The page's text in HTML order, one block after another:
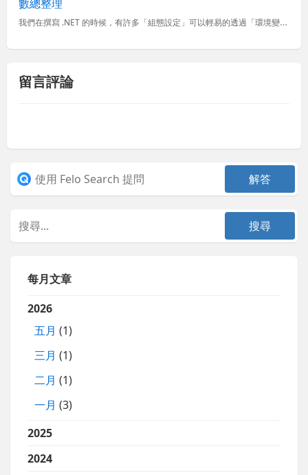
數總整理
我們在撰寫 .NET 的時候，有許多「組態設定」可以輕易的透過「環境變數」來進行調整或變更，這裡同時也包含了 ASP.NET Core 內建的許多 ASPNETCORE_ 開頭的內建環境變數名稱，可以
留言評論
每月文章
2026
五月 (1)
三月 (1)
二月 (1)
一月 (3)
2025
2024